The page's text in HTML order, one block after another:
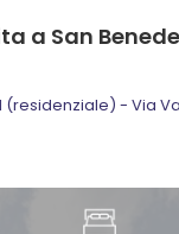
a San
(residenziale) - Via